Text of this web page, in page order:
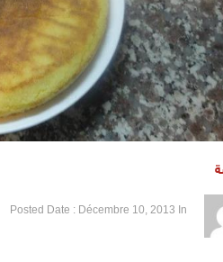
Posted Date : Décembre 10, 2013 In